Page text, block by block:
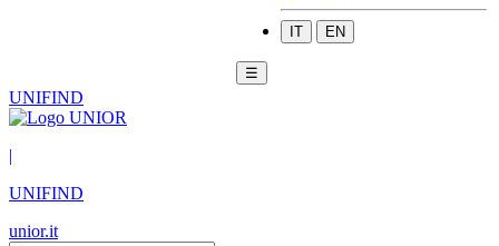
IT EN
☰
UNIFIND
|
UNIFIND
unior.it